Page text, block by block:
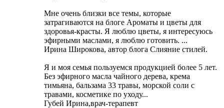
Мне очень близки все темы, которые
затрагиваются на блоге Ароматы и цветы для
здоровья-красты. Я люблю цветы, я интересуюсь
эфирными маслами, я люблю готовить. ...
Ирина Широкова, автор блога Слияние стилей.
Я и моя семья пользуемся продукцией более 5 лет.
Без эфирного масла чайного дерева, крема
тимьяна, бальзама 33 травы, морской соли с
травами, косметике по уходу...
Губей Ирина,врач-терапевт